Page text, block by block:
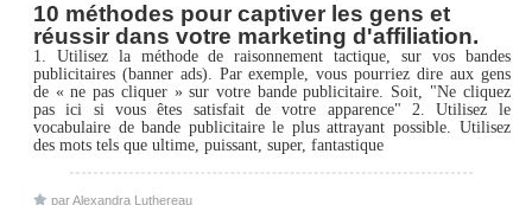
10 méthodes pour captiver les gens et
réussir dans votre marketing d'affiliation.
1. Utilisez la méthode de raisonnement tactique, sur vos bandes
publicitaires (banner ads). Par exemple, vous pourriez dire aux gens
de « ne pas cliquer » sur votre bande publicitaire. Soit, "Ne cliquez
pas ici si vous êtes satisfait de votre apparence" 2. Utilisez le
vocabulaire de bande publicitaire le plus attrayant possible. Utilisez
des mots tels que ultime, puissant, super, fantastique
par Alexandra Luthereau